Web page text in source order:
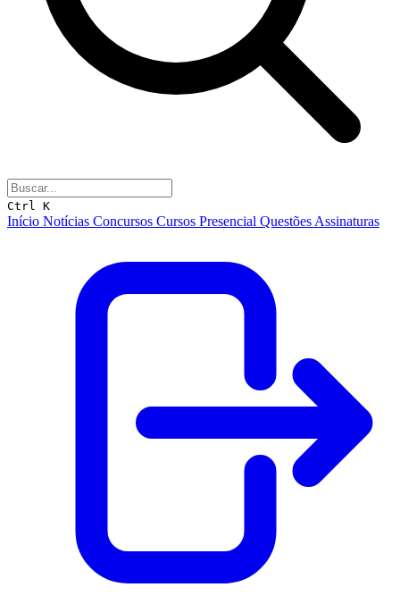
Ctrl K
Início Notícias Concursos Cursos Presencial Questões Assinaturas